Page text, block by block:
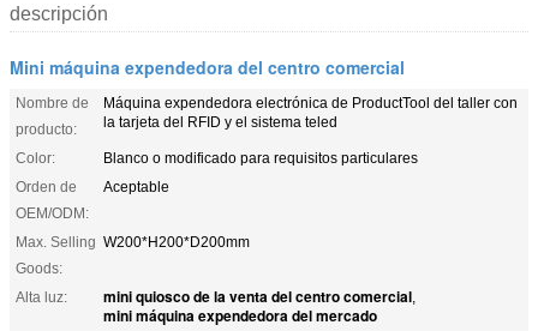
descripción
Mini máquina expendedora del centro comercial
Nombre de
producto:
Máquina expendedora electrónica de ProductTool del taller con
la tarjeta del RFID y el sistema teled
Color:
Blanco o modificado para requisitos particulares
Orden de
OEM/ODM:
Aceptable
Max. Selling
Goods:
W200*H200*D200mm
Alta luz: mini quiosco de la venta del centro comercial,
mini máquina expendedora del mercado